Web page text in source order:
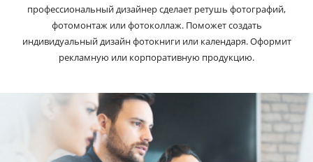
профессиональный дизайнер сделает ретушь фотографий,
фотомонтаж или фотоколлаж. Поможет создать
индивидуальный дизайн фотокниги или календаря. Оформит
рекламную или корпоративную продукцию.